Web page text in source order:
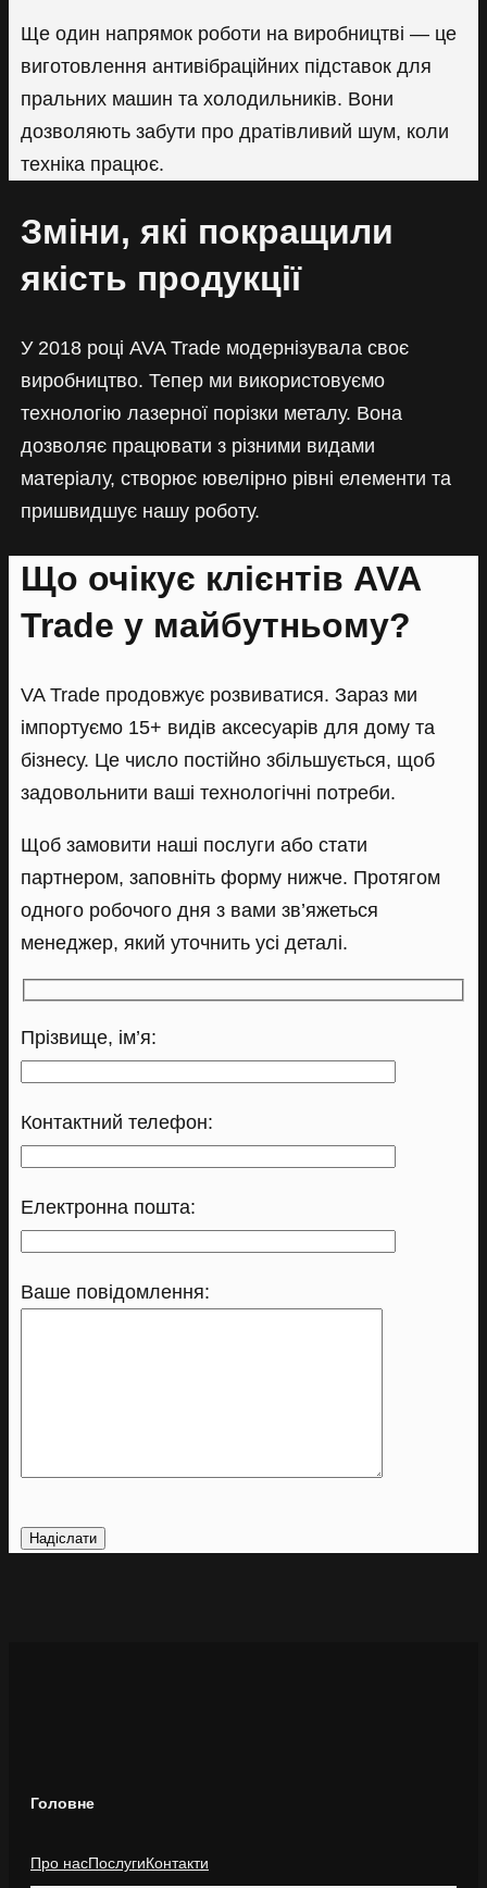
Ще один напрямок роботи на виробництві — це
виготовлення антивібраційних підставок для
пральних машин та холодильників. Вони
дозволяють забути про дратівливий шум, коли
техніка працює.
Зміни, які покращили
якість продукції
У 2018 році AVA Trade модернізувала своє
виробництво. Тепер ми використовуємо
технологію лазерної порізки металу. Вона
дозволяє працювати з різними видами
матеріалу, створює ювелірно рівні елементи та
пришвидшує нашу роботу.
Що очікує клієнтів AVA
Trade у майбутньому?
VA Trade продовжує розвиватися. Зараз ми
імпортуємо 15+ видів аксесуарів для дому та
бізнесу. Це число постійно збільшується, щоб
задовольнити ваші технологічні потреби.
Щоб замовити наші послуги або стати
партнером, заповніть форму нижче. Протягом
одного робочого дня з вами зв’яжеться
менеджер, який уточнить усі деталі.
Прізвище, ім’я:
Контактний телефон:
Електронна пошта:
Ваше повідомлення:
Головне
Про насПослугиКонтакти